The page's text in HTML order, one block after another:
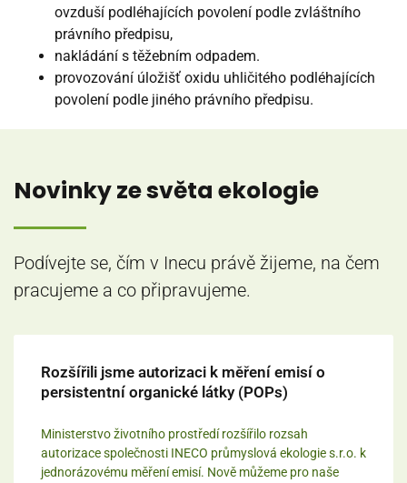
ovzduší podléhajících povolení podle zvláštního
právního předpisu,
nakládání s těžebním odpadem.
provozování úložišť oxidu uhličitého podléhajících
povolení podle jiného právního předpisu.
Novinky ze světa ekologie
Podívejte se, čím v Inecu právě žijeme, na čem
pracujeme a co připravujeme.
Rozšířili jsme autorizaci k měření emisí o
persistentní organické látky (POPs)
Ministerstvo životního prostředí rozšířilo rozsah
autorizace společnosti INECO průmyslová ekologie s.r.o. k
jednorázovému měření emisí. Nově můžeme pro naše